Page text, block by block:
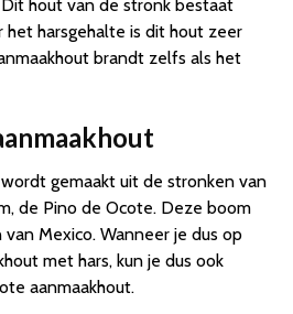
hout van de stronk bestaat
harsgehalte is dit hout zeer
brandt zelfs als het
gemaakt uit de stronken van
de Pino de Ocote. Deze boom
Mexico. Wanneer je dus op
met hars, kun je dus ook
aanmaakhout.